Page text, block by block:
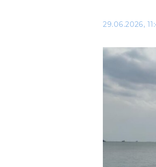
29.06.2026,